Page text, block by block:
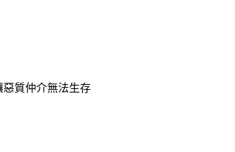
質仲介無法生存